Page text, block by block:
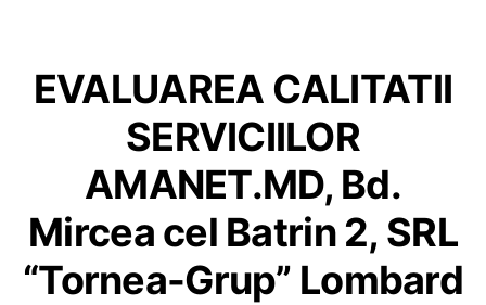
EVALUAREA CALITATII
SERVICIILOR
AMANET.MD, Bd.
Mircea cel Batrin 2, SRL
“Tornea-Grup” Lombard